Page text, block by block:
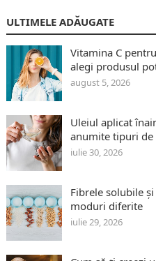
ULTIMELE ADĂUGATE
Vitamina C
alegi produsul
august 5, 2026
Uleiul aplicat
anumite tipuri de
iulie 30, 2026
Fibrele solubile
moduri diferite
iulie 29, 2026